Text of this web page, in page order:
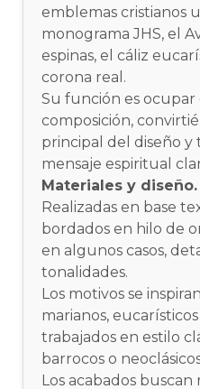
emblemas cristianos
monograma JHS, el
espinas, el cáliz
corona real.
Su función es
composición,
principal del diseño
mensaje espiritual
Materiales y diseño.
Realizadas en base
bordados en hilo de
en algunos casos,
tonalidades.
Los motivos se
marianos, eucarísticos
trabajados en estilo
barrocos o
Los acabados